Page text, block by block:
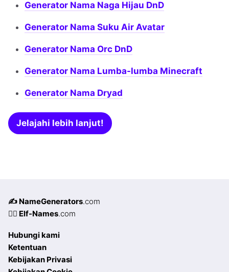
Generator Nama Naga Hijau DnD
Generator Nama Suku Air Avatar
Generator Nama Orc DnD
Generator Nama Lumba-lumba Minecraft
Generator Nama Dryad
Jelajahi lebih lanjut!
✍️ NameGenerators.com
🧝‍♀️ Elf-Names.com
Hubungi kami
Ketentuan
Kebijakan Privasi